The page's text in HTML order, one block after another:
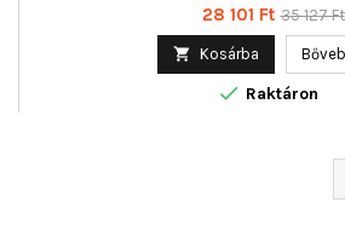
Ár
28 101 Ft Normál
35 127 Ft
 Kosárba
 Raktáron